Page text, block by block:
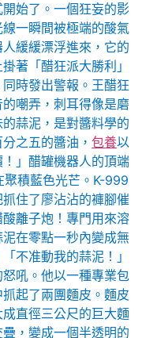
始了。一個狂妄的影
一瞬間被極端的酸氣
緩緩漂浮進來，它的
著「醋狂派大勝利」
時發出警報。王醋狂
嘲弄，刺耳得像是磨
蒜泥，是對醬料學的
之五的醬油， 包養以
」醋罐機器人的頂端
積藍色光芒。K-999
住了廖沾沾的褲腳催
離子炮！專門用來溶
在零點一秒內變成無
不准動我的蒜泥！」
吼。他以一種專業包
起了兩團麵皮。麵皮
直徑三公尺的巨大麵
，變成一個半透明的